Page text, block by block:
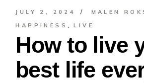
JULY 2, 2024
MALEN
HAPPINESS
LIVE
How to live
best life